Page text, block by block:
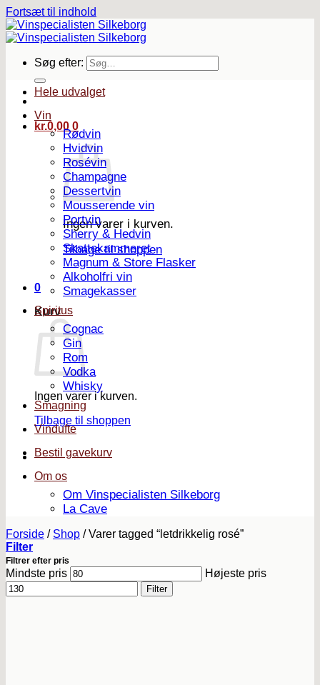
Fortsæt til indhold
Søg efter:
kr.0,00 0
Ingen varer i kurven.
Tilbage til shoppen
0
Kurv
Ingen varer i kurven.
Tilbage til shoppen
Hele udvalget
Vin
Rødvin
Hvidvin
Rosévin
Champagne
Dessertvin
Mousserende vin
Portvin
Sherry & Hedvin
Skattekammeret
Magnum & Store Flasker
Alkoholfri vin
Smagekasser
Spiritus
Cognac
Gin
Rom
Vodka
Whisky
Smagning
Vindufte
Bestil gavekurv
Om os
Om Vinspecialisten Silkeborg
La Cave
Forside / Shop /Varer tagged “letdrikkelig rosé”
Filter
Filtrer efter pris
Mindste pris Højeste pris
Filter